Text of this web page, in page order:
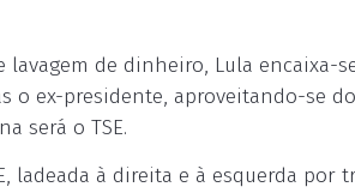
de dinheiro, Lula encaixa-
o ex-presidente, aproveitando-se
será o TSE.
ladeada à direita e à esquerda por